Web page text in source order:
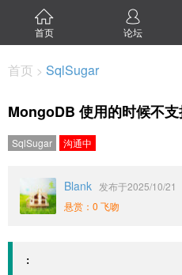
首页 论坛
首页 > SqlSugar
MongoDB 使用的时候不
SqlSugar 沟通中
Blank 发布于2025/10/21
悬赏：0 飞吻
: